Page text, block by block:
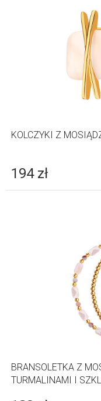
KOLCZYKI Z
194 zł
BRANSOLETKA Z
TURMALINAMI I